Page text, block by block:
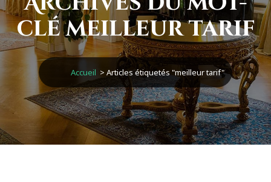
clé meilleur tarif
Accueil > Articles étiquetés "meilleur tarif"